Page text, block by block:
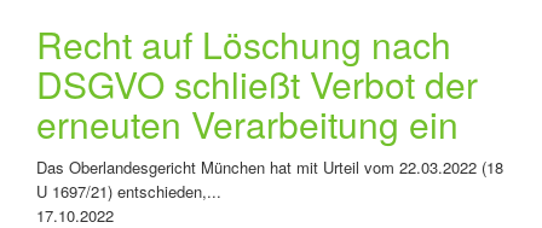
Recht auf Löschung nach
DSGVO schließt Verbot der
erneuten Verarbeitung ein
Das Oberlandesgericht München hat mit Urteil vom 22.03.2022 (18
U 1697/21) entschieden,...
17.10.2022